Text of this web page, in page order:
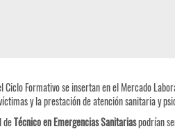
Formativo se insertan en el Mercado
y la prestación de atención sanitaria y
deTécnico en Emergencias Sanitariaspodrían